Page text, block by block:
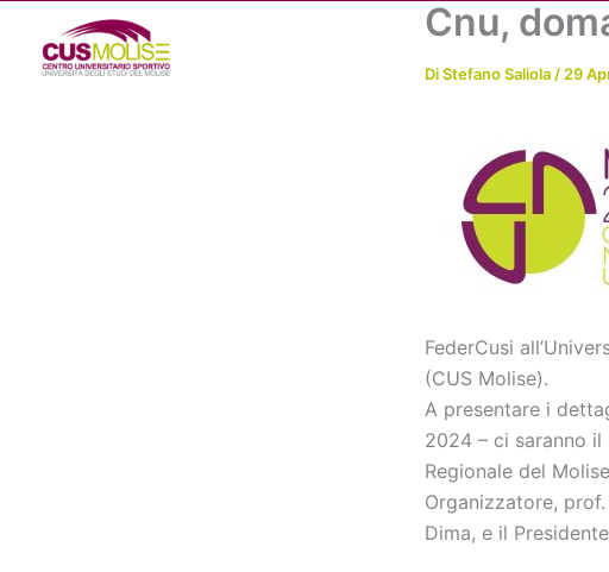
contenuto
Cnu,
DiStefano Saliola / 29
FederCusi
(CUS Molise).
A presentare i
2024 – ci saranno il
Regionale del
Organizzatore,
Dima, e il